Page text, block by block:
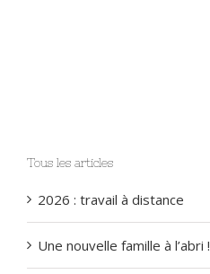
Tous les articles
2026 : travail à distance
Une nouvelle famille à l’abri !